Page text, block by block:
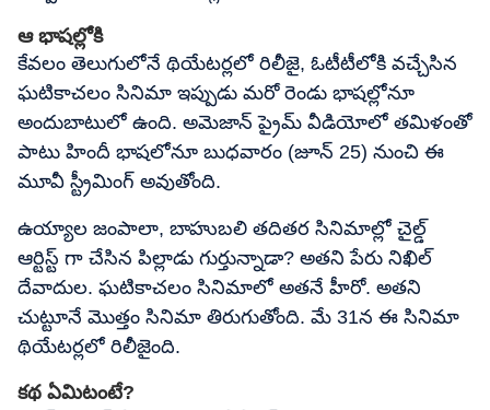
ఆ భాషల్లోకి
కేవలం తెలుగులోనే థియేటర్లలో రిలీజై, ఓటీటీలోకి వచ్చేసిన
ఘటికాచలం సినిమా ఇప్పుడు మరో రెండు భాషల్లోనూ
అందుబాటులో ఉంది. అమెజాన్ ప్రైమ్ వీడియోలో తమిళంతో
పాటు హిందీ భాషలోనూ బుధవారం (జూన్ 25) నుంచి ఈ
మూవీ స్ట్రీమింగ్ అవుతోంది.
ఉయ్యాల జంపాలా, బాహుబలి తదితర సినిమాల్లో చైల్డ్
ఆర్టిస్ట్ గా చేసిన పిల్లాడు గుర్తున్నాడా? అతని పేరు నిఖిల్
దేవాదుల. ఘటికాచలం సినిమాలో అతనే హీరో. అతని
చుట్టూనే మొత్తం సినిమా తిరుగుతోంది. మే 31న ఈ సినిమా
థియేటర్లలో రిలీజైంది.
కథ ఏమిటంటే?